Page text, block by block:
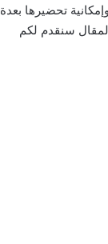
تحضيرها بعدة
سنقدم لكم